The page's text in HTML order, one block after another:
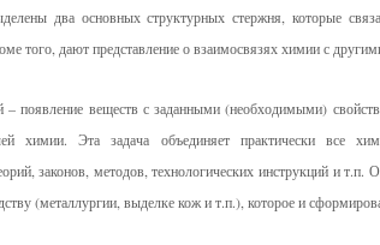
два основных структурных стержня, которые
того, дают представление о взаимосвязях химии с
– появление веществ с заданными (необходимыми)
химии. Эта задача объединяет практически все
законов, методов, технологических инструкций и
(металлургии, выделке кож и т.п.), которое и